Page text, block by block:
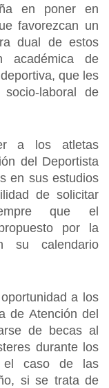
en poner en
favorezcan un
dual de estos
académica de
que les
laboral de
a los atletas
del Deportista
en sus estudios
de solicitar
que el
por la
su calendario
a los
de Atención del
de becas al
durante los
el caso de las
si se trata de